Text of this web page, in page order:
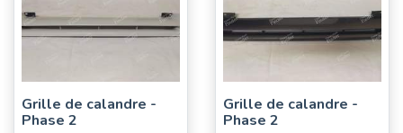
Grille de calandre -
Phase 2
Grille de calandre -
Phase 2